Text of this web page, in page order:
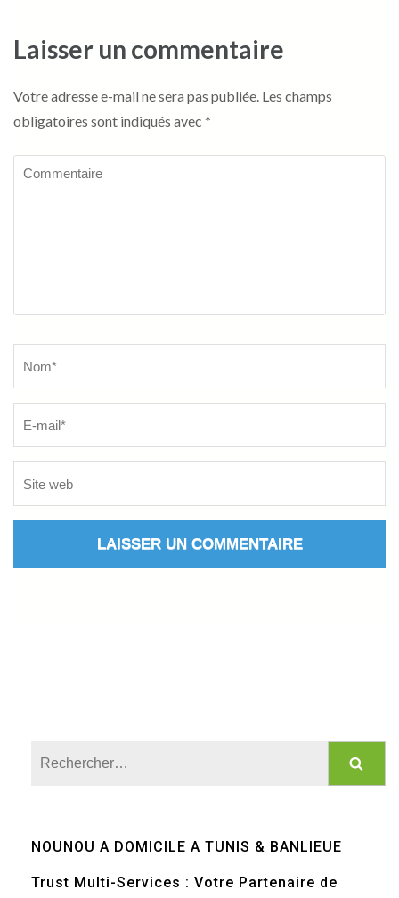
Laisser un commentaire
Votre adresse e-mail ne sera pas publiée. Les champs
obligatoires sont indiqués avec *
Commentaire
NOUNOU A DOMICILE A TUNIS & BANLIEUE
Trust Multi-Services : Votre Partenaire de